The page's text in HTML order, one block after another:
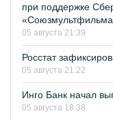
при поддержке
05 августа 21:39
Росстат
05 августа 21:22
Инго Банк начал
05 августа 18:38